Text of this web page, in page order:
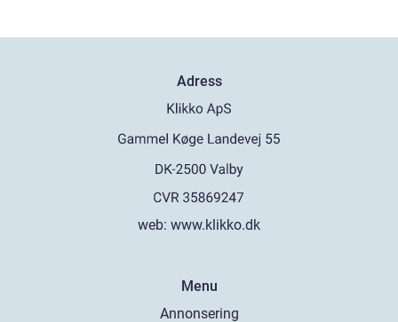
Adress
web: www.klikko.dk
Menu
Annonsering